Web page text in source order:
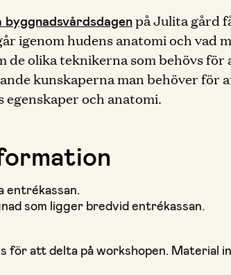
på Julita gård
igenom hudens anatomi och vad
de olika teknikerna som behövs
kunskaperna man behöver för
egenskaper och anatomi.
entrékassan.
som ligger bredvid entrékassan.
för att delta på workshopen. Material